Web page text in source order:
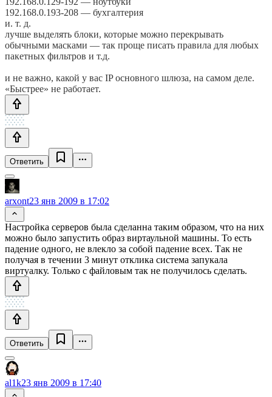
192.168.0.193-208 — бухгалтерия
и. т. д.
лучше выделять блоки, которые можно перекрывать
обычными масками — так проще писать правила для любых
пакетных фильтров и т.д.
и не важно, какой у вас IP основного шлюза, на самом деле.
«Быстрее» не работает.
Ответить
arxont23 янв 2009 в 17:02
Настройка серверов была сделанна таким образом, что на них
можно было запустить образ виртаульной машины. То есть
падение одного, не влекло за собой падение всех. Так не
получая в течении 3 минут отклика система запукала
виртуалку. Только с файловым так не получилось сделать.
Ответить
al1k23 янв 2009 в 17:40